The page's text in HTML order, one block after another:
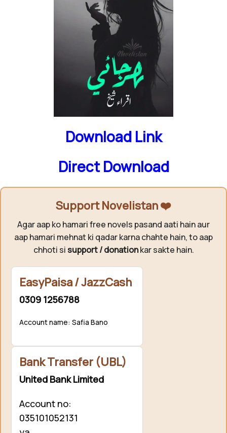
Download Link
Direct Download
Support Novelistan ❤️
Agar aap ko hamari free novels pasand aati hain aur
aap hamari mehnat ki qadar karna chahte hain, to aap
chhoti si support / donationkar sakte hain.
EasyPaisa / JazzCash
0309 1256788
Account name: Safia Bano
Bank Transfer (UBL)
United Bank Limited
Account no:
035101052131